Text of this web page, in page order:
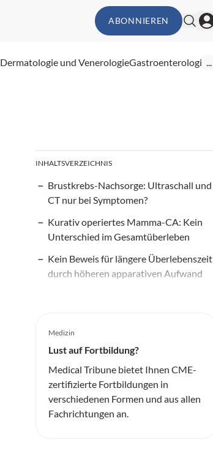
ABONNIEREN
Dermatologie und VenerologieGastroenterologie...
INHALTSVERZEICHNIS
Brustkrebs-Nachsorge: Ultraschall und
CT nur bei Symptomen?
Kurativ operiertes Mamma-CA: Kein
Unterschied im Gesamtüberleben
Kein Beweis für längere Überlebenszeit
durch höheren apparativen Aufwand
Medizin
Lust auf Fortbildung?
Medical Tribune bietet Ihnen CME-
zertifizierte Fortbildungen in
verschiedenen Formen und aus allen
Fachrichtungen an.